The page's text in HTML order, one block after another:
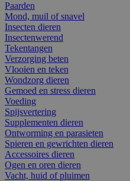
Paarden
Mond, muil of snavel
Insecten dieren
Insectenwerend
Tekentangen
Verzorging beten
Vlooien en teken
Wondzorg dieren
Gemoed en stress dieren
Voeding
Spijsvertering
Supplementen dieren
Ontworming en parasieten
Spieren en gewrichten dieren
Accessoires dieren
Ogen en oren dieren
Vacht, huid of pluimen